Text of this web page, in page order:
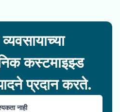
कस्टमाइझ्ड
प्रदान करते.
नाही